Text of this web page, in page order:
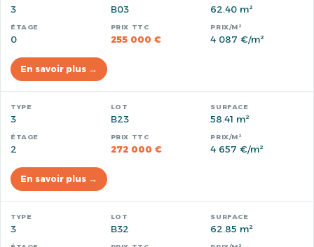
3 B03 62.40 m²
0 255 000 € 4 087 €/m²
En savoir plus →
3 B23 58.41 m²
2 272 000 € 4 657 €/m²
En savoir plus →
3 B32 62.85 m²